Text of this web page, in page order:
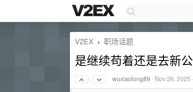
V2EX › 职场话题
是继续苟着还是去新公
wuxiaolong89 · Nov 26, 2025